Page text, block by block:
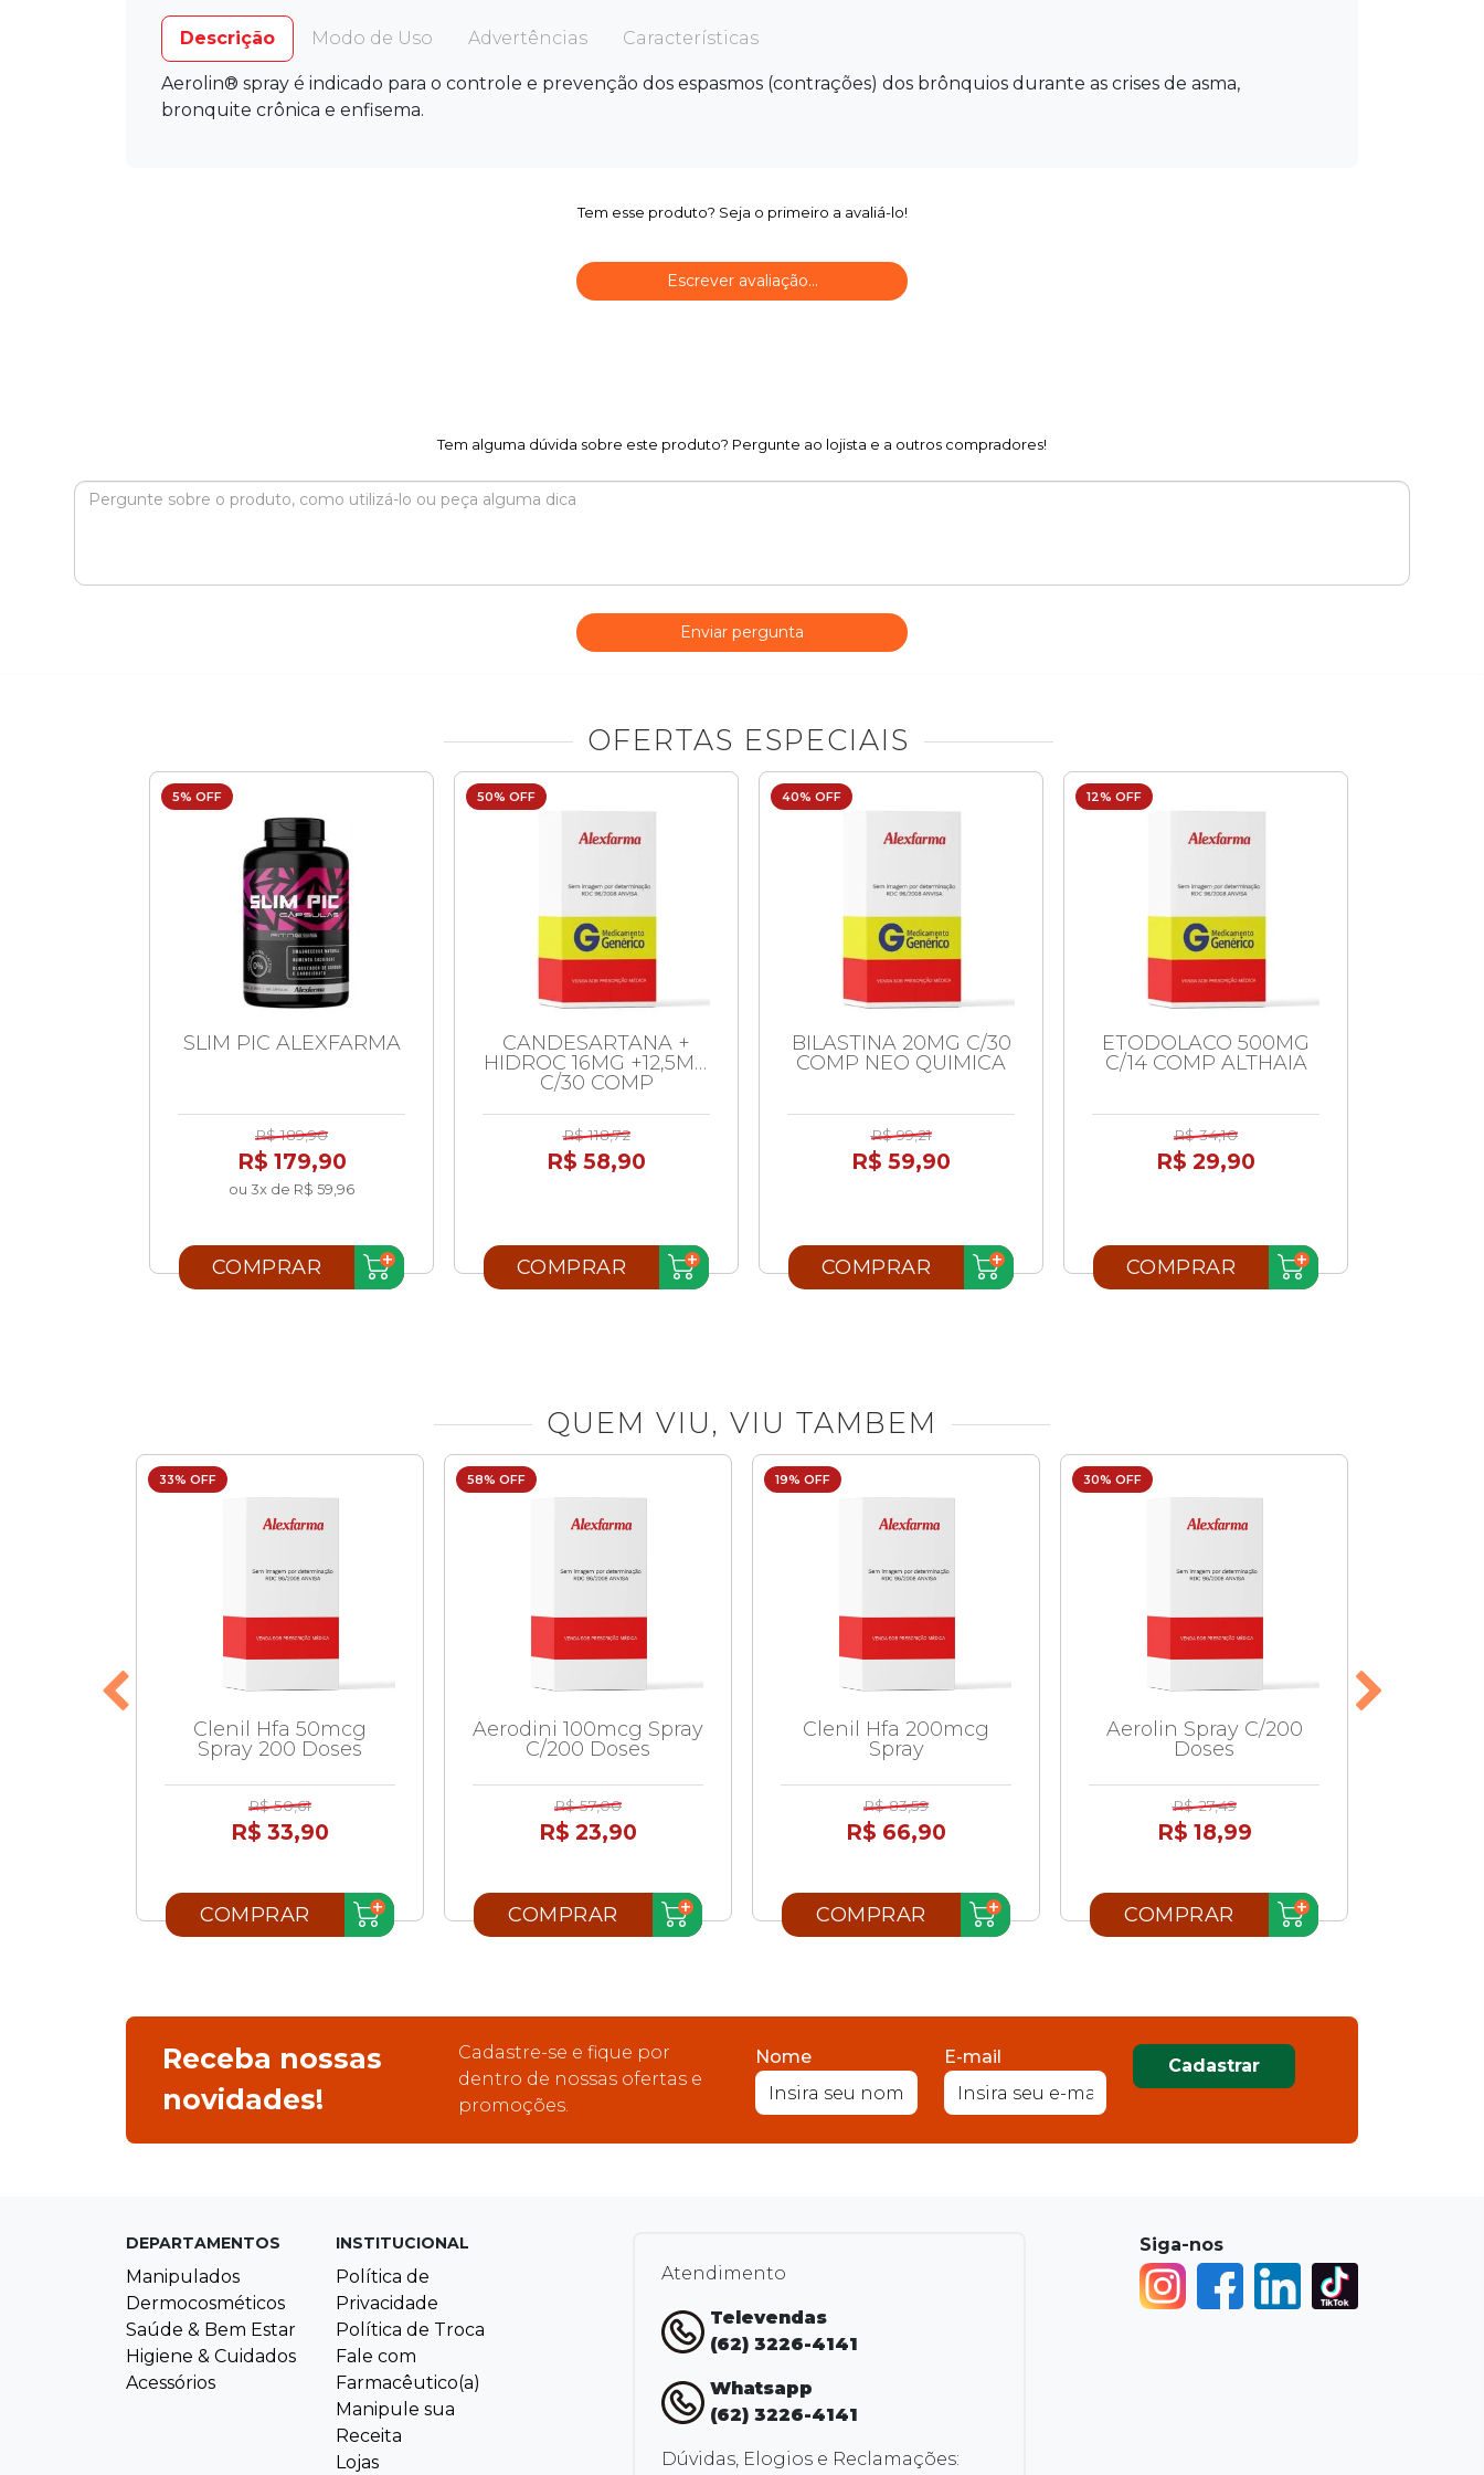
Descrição Modo de Uso Advertências Características
Aerolin® spray é indicado para o controle e prevenção dos espasmos (contrações) dos brônquios durante as crises de asma,
bronquite crônica e enfisema.
Tem esse produto? Seja o primeiro a avaliá-lo!
Escrever avaliação...
Tem alguma dúvida sobre este produto? Pergunte ao lojista e a outros compradores!
Enviar pergunta
OFERTAS ESPECIAIS
5% OFF
SLIM PIC ALEXFARMA
R$ 189,90
R$ 179,90
ou 3x de R$ 59,96
COMPRAR
50% OFF
CANDESARTANA +
HIDROC 16MG +12,5MG
C/30 COMP
R$ 118,72
R$ 58,90
COMPRAR
40% OFF
BILASTINA 20MG C/30
COMP NEO QUIMICA
R$ 99,21
R$ 59,90
COMPRAR
12% OFF
ETODOLACO 500MG
C/14 COMP ALTHAIA
R$ 34,10
R$ 29,90
COMPRAR
QUEM VIU, VIU TAMBEM
33% OFF
Clenil Hfa 50mcg
Spray 200 Doses
R$ 50,61
R$ 33,90
COMPRAR
58% OFF
Aerodini 100mcg Spray
C/200 Doses
R$ 57,00
R$ 23,90
COMPRAR
19% OFF
Clenil Hfa 200mcg
Spray
R$ 83,59
R$ 66,90
COMPRAR
30% OFF
Aerolin Spray C/200
Doses
R$ 27,49
R$ 18,99
COMPRAR
Receba nossas
novidades!
Cadastre-se e fique por
dentro de nossas ofertas e
promoções.
Nome E-mail Cadastrar
DEPARTAMENTOS
Manipulados
Dermocosméticos
Saúde & Bem Estar
Higiene & Cuidados
Acessórios
INSTITUCIONAL
Política de
Privacidade
Política de Troca
Fale com
Farmacêutico(a)
Manipule sua
Receita
Lojas
Atendimento
Televendas
(62) 3226-4141
Whatsapp
(62) 3226-4141
Dúvidas, Elogios e Reclamações:
Siga-nos